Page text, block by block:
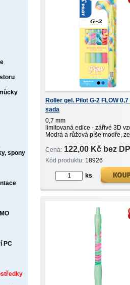
Roller gel. Pilot G-2 FLOW
sada
0,7 mm
limitovaná edice - zářivé 3D
Modrá a růžová píše modře,
Cena: 122,00 Kč bez
Kód produktu: 18926
ks
spony
PC